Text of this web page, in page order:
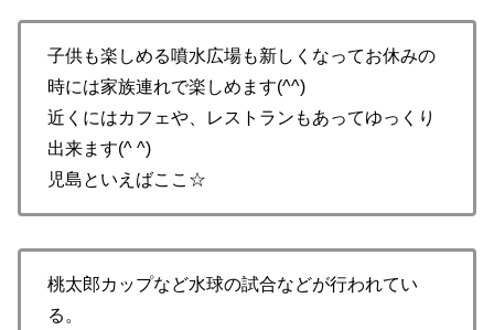
子供も楽しめる噴水広場も新しくなってお休みの
時には家族連れで楽しめます(^^)
近くにはカフェや、レストランもあってゆっくり
出来ます(^ ^)
児島といえばここ☆
桃太郎カップなど水球の試合などが行われてい
る。